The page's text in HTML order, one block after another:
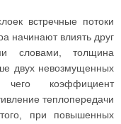
встречные потоки
начинают влиять друг
словами, толщина
двух невозмущенных
чего коэффициент
теплопередачи
при повышенных